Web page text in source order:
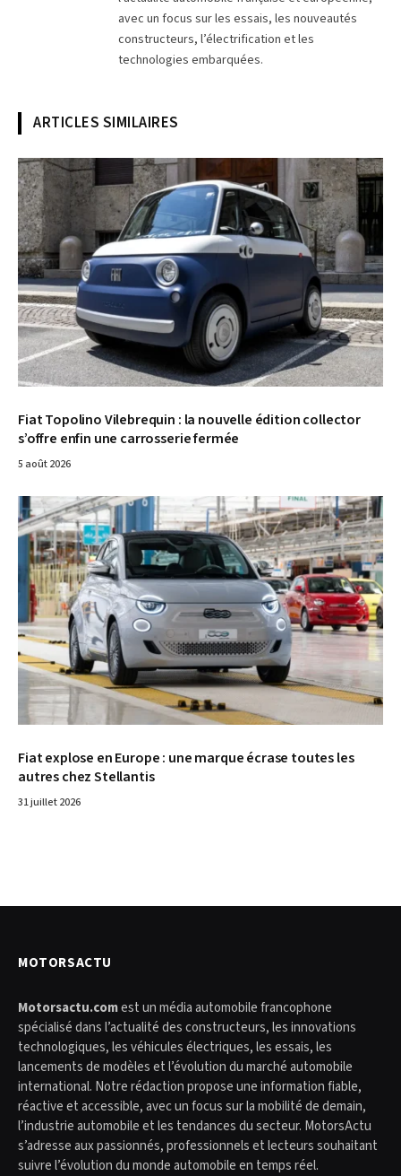
avec un focus sur les essais, les nouveautés
constructeurs, l’électrification et les
technologies embarquées.
ARTICLES SIMILAIRES
© Fiat
Fiat Topolino Vilebrequin : la nouvelle édition collector
s’offre enfin une carrosserie fermée
5 août 2026
© Fiat
Fiat explose en Europe : une marque écrase toutes les
autres chez Stellantis
31 juillet 2026
MOTORSACTU
Motorsactu.comest un média automobile francophone
spécialisé dans l’actualité des constructeurs, les innovations
technologiques, les véhicules électriques, les essais, les
lancements de modèles et l’évolution du marché automobile
international. Notre rédaction propose une information fiable,
réactive et accessible, avec un focus sur la mobilité de demain,
l’industrie automobile et les tendances du secteur. MotorsActu
s’adresse aux passionnés, professionnels et lecteurs souhaitant
suivre l’évolution du monde automobile en temps réel.